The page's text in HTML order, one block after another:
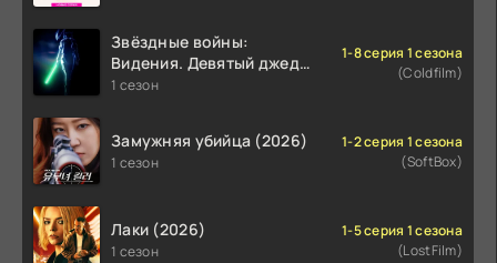
Звёздные войны:
Видения. Девятый джедай
(2026)
1 сезон
1-8 серия 1 сезона
(Coldfilm)
Замужняя убийца (2026)
1 сезон
1-2 серия 1 сезона
(SoftBox)
Лаки (2026)
1 сезон
1-5 серия 1 сезона
(LostFilm)